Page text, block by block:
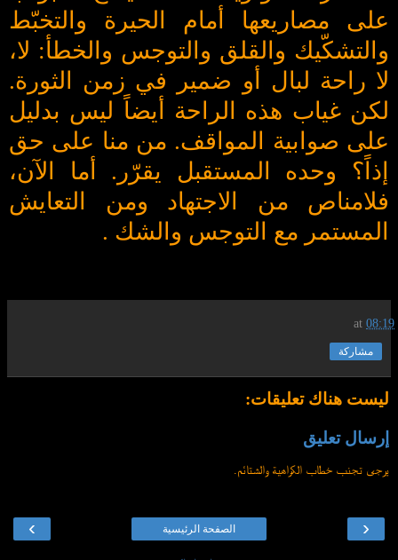
على مصاريعها أمام الحيرة والتخبّط
والتشكّيك والقلق والتوجس والخطأ: لا،
لا راحة لبال أو ضمير في زمن الثورة.
لكن غياب هذه الراحة أيضاً ليس بدليل
على صوابية المواقف. من منا على حق
إذاً؟ وحده المستقبل يقرّر. أما الآن،
فلامناص من الاجتهاد ومن التعايش
المستمر مع التوجس والشك .
at08:19
مشاركة
ليست هناك تعليقات:
إرسال تعليق
يرجى تجنب خطاب الكراهية والشتائم.
‹
› الصفحة الرئيسية